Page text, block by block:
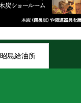
昭島給油所